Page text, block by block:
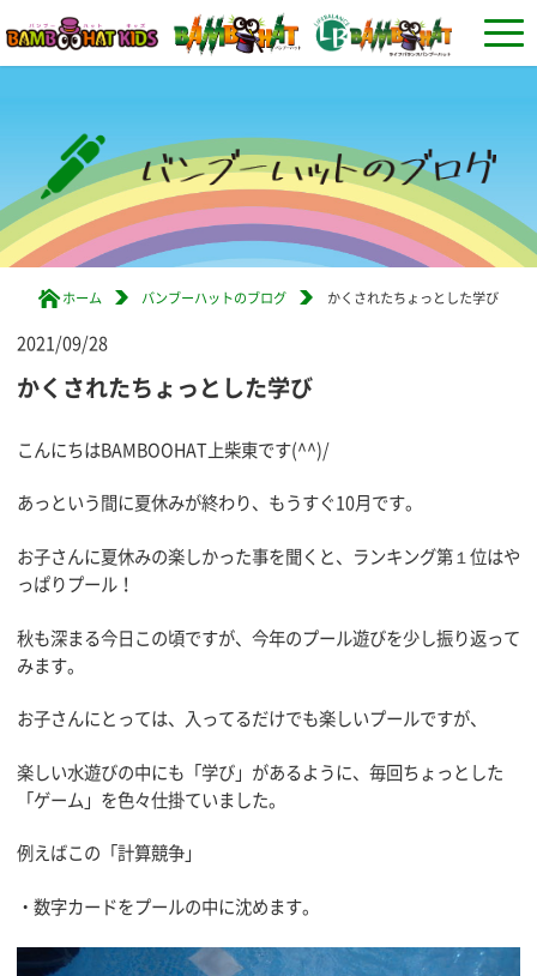
ホーム バンブーハットのブログ かくされたちょっとした学び
2021/09/28
かくされたちょっとした学び
こんにちはBAMBOOHAT上柴東です(^^)/
あっという間に夏休みが終わり、もうすぐ10月です。
お子さんに夏休みの楽しかった事を聞くと、ランキング第１位はや
っぱりプール！
秋も深まる今日この頃ですが、今年のプール遊びを少し振り返って
みます。
お子さんにとっては、入ってるだけでも楽しいプールですが、
楽しい水遊びの中にも「学び」があるように、毎回ちょっとした
「ゲーム」を色々仕掛ていました。
例えばこの「計算競争」
・数字カードをプールの中に沈めます。